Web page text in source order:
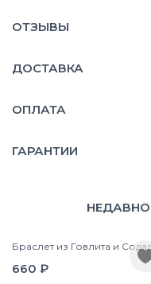
ОТЗЫВЫ
ДОСТАВКА
ОПЛАТА
ГАРАНТИИ
Браслет из Говлита и
660 ₽